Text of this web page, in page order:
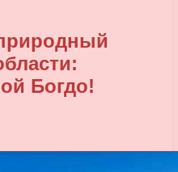
Богдо!